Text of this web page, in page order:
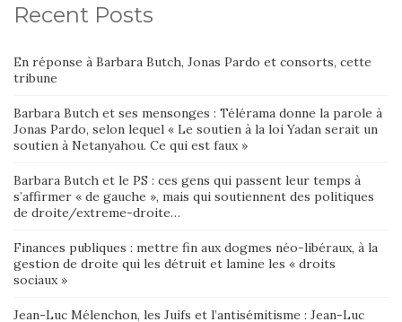
Recent Posts
En réponse à Barbara Butch, Jonas Pardo et consorts, cette
tribune
Barbara Butch et ses mensonges : Télérama donne la parole à
Jonas Pardo, selon lequel « Le soutien à la loi Yadan serait un
soutien à Netanyahou. Ce qui est faux »
Barbara Butch et le PS : ces gens qui passent leur temps à
s’affirmer « de gauche », mais qui soutiennent des politiques
de droite/extreme-droite…
Finances publiques : mettre fin aux dogmes néo-libéraux, à la
gestion de droite qui les détruit et lamine les « droits
sociaux »
Jean-Luc Mélenchon, les Juifs et l’antisémitisme : Jean-Luc